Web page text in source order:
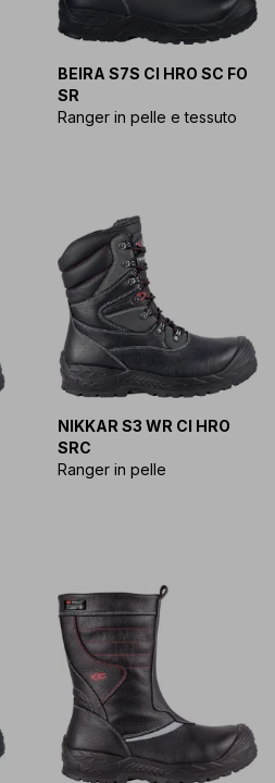
BEIRA S7S CI HRO SC FO
SR
Ranger in pelle e tessuto
NIKKAR S3 WR CI HRO
SRC
Ranger in pelle